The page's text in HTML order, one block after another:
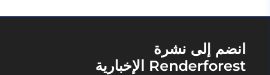
انضم إلى نشرة
Renderforest الإخبارية